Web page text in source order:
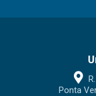
Ponta